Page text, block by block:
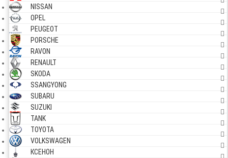
NISSAN
OPEL
PEUGEOT
PORSCHE
RAVON
RENAULT
SKODA
SSANGYONG
SUBARU
SUZUKI
TANK
TOYOTA
VOLKSWAGEN
КСЕНОН